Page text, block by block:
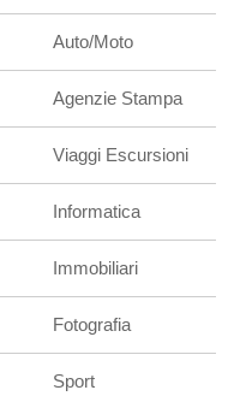
Auto/Moto
Agenzie Stampa
Viaggi Escursioni
Informatica
Immobiliari
Fotografia
Sport